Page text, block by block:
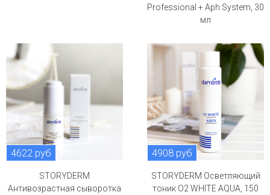
Professional + Aph System, 30
мл
4622 руб
STORYDERM
Антивозрастная сыворотка
4908 руб
STORYDERM Осветляющий
тоник O2 WHITE AQUA, 150